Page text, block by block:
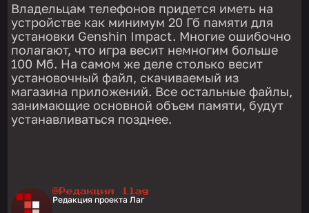
Владельцам телефонов придется иметь на
устройстве как минимум 20 Гб памяти для
установки Genshin Impact. Многие ошибочно
полагают, что игра весит немногим больше
100 Мб. На самом же деле столько весит
установочный файл, скачиваемый из
магазина приложений. Все остальные файлы,
занимающие основной объем памяти, будут
устанавливаться позднее.
@Редакция 1lag
Редакция проекта Лаг